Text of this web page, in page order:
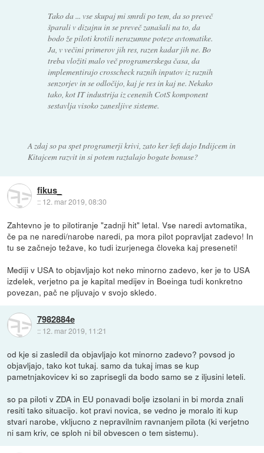
Tako da ... vse skupaj mi smrdi po tem, da so preveč
šparali v dizajnu in se preveč zanašali na to, da
bodo že piloti krotili nerazumne poteze avtomatike.
Ja, v večini primerov jih res, razen kadar jih ne. Bo
treba vložiti malo več programerskega časa, da
implementirajo crosscheck raznih inputov iz raznih
senzorjev in se odločijo, kaj je res in kaj ne. Nekako
tako, kot IT industrija iz cenenih CotS komponent
sestavlja visoko zanesljive sisteme.
A zdaj so pa spet programerji krivi, zato ker šefi dajo Indijcem in
Kitajcem razvit in si potem raztalajo bogate bonuse?
fikus_
:: 12. mar 2019, 08:30
Zahtevno je to pilotiranje "zadnji hit" letal. Vse naredi avtomatika,
če pa ne naredi/narobe naredi, pa mora pilot popravljat zadevo! In
tu se začnejo težave, ko tudi izurjenega človeka kaj preseneti!
Mediji v USA to objavljajo kot neko minorno zadevo, ker je to USA
izdelek, verjetno pa je kapital medijev in Boeinga tudi konkretno
povezan, pač ne pljuvajo v svojo skledo.
7982884e
:: 12. mar 2019, 11:21
od kje si zasledil da objavljajo kot minorno zadevo? povsod jo
objavljajo, tako kot tukaj. samo da tukaj imas se kup
pametnjakovicev ki so zaprisegli da bodo samo se z iljusini leteli.
so pa piloti v ZDA in EU ponavadi bolje izsolani in bi morda znali
resiti tako situacijo. kot pravi novica, se vedno je moralo iti kup
stvari narobe, vkljucno z nepravilnim ravnanjem pilota (ki verjetno
ni sam kriv, ce sploh ni bil obvescen o tem sistemu).